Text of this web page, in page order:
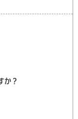
か？